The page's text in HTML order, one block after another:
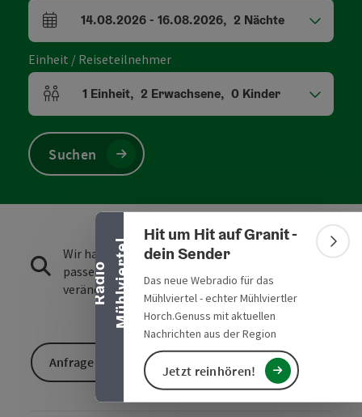
R
a
d
i
o
M
ü
h
l
v
i
e
r
t
e l
Banner einklappen
Hit um Hit auf Granit -
dein Sender
Das neue Webradio für das
Mühlviertel - echter Mühlviertler
Horch.Genuss mit aktuellen
Nachrichten aus der Region
Jetzt reinhören!
An- und Abreisefelder
14.08.2026- 16.08.2026, 2 Nächte
Einheit / Reiseteilnehmer
Einheitenanzahl und Personenfelder
1 Einheit, 2 Erwachsene, 0 Kinder
Suchen
Wir haben für die Suchanfrage leider kein
passendes buchbares Ergebnis gefunden. Bitte
verändern Sie die Filterfunktionen!
Anfrage senden